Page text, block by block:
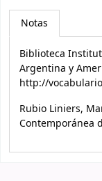
Notas
Biblioteca
Argentina y
http://
Rubio Liniers,
Contemporánea